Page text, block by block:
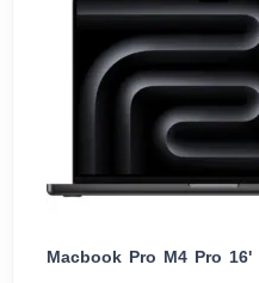
Macbook Pro M4 Pro 16'